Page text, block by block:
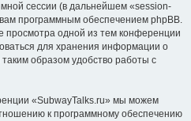
сессии (в дальнейшем «session-
программным обеспечением phpBB.
просмотра одной из тем конференции
для хранения информации о
образом удобство работы с
«SubwayTalks.ru» мы можем
к программному обеспечению